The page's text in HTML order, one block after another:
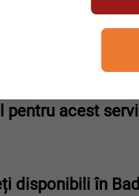
mobilă a
pentru acest
disponibili în